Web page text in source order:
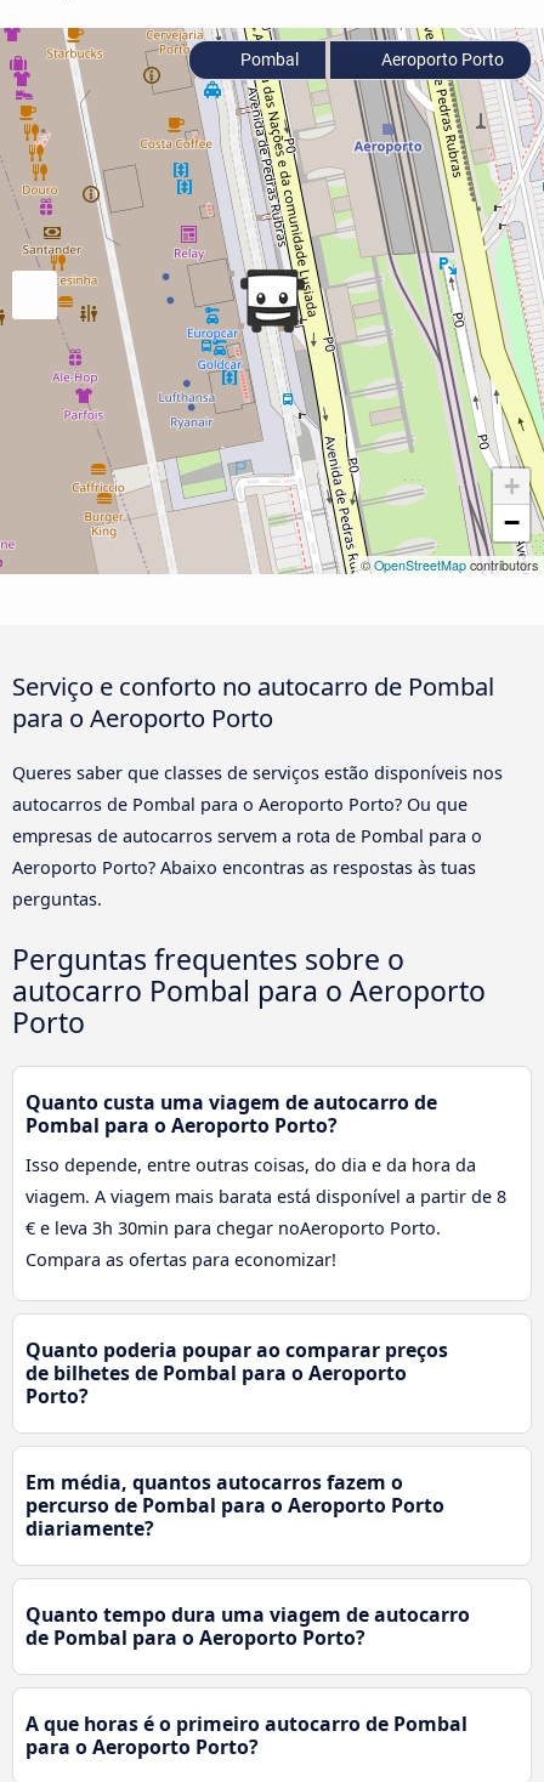
+
−
© OpenStreetMap contributors
Pombal Aeroporto Porto
Serviço e conforto no autocarro de Pombal
para o Aeroporto Porto
Queres saber que classes de serviços estão disponíveis nos
autocarros de Pombal para o Aeroporto Porto? Ou que
empresas de autocarros servem a rota de Pombal para o
Aeroporto Porto? Abaixo encontras as respostas às tuas
perguntas.
Perguntas frequentes sobre o
autocarro Pombal para o Aeroporto
Porto
Quanto custa uma viagem de autocarro de
Pombal para o Aeroporto Porto?
Isso depende, entre outras coisas, do dia e da hora da
viagem. A viagem mais barata está disponível a partir de 8
€ e leva 3h 30min para chegar noAeroporto Porto.
Compara as ofertas para economizar!
Quanto poderia poupar ao comparar preços
de bilhetes de Pombal para o Aeroporto
Porto?
Em média, quantos autocarros fazem o
percurso de Pombal para o Aeroporto Porto
diariamente?
Quanto tempo dura uma viagem de autocarro
de Pombal para o Aeroporto Porto?
A que horas é o primeiro autocarro de Pombal
para o Aeroporto Porto?